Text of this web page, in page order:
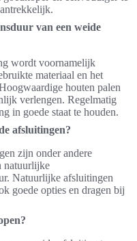
van een weide
wordt voornamelijk
materiaal en het
houten palen
verlengen. Regelmatig
in goede staat te houden.
afsluitingen?
zijn onder andere
natuurlijke
Natuurlijke afsluitingen
goede opties en dragen bij